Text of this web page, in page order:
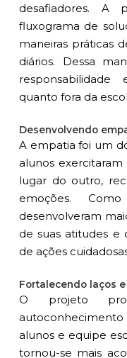
desafiadores. A
fluxograma de
maneiras práticas
diários. Dessa
quanto fora da
Desenvolvendo
A empatia foi um
alunos
lugar do outro,
emoções.
desenvolveram
de suas atitudes e
de ações
Fortalecendo laços
O projeto
alunos e equipe
tornou-se mais